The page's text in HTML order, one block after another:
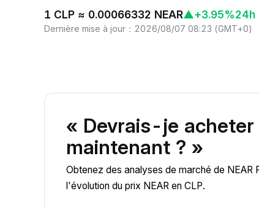
1 CLP ≈ 0.00066332 NEAR▲+3.95%24h
Dernière mise à jour ： 2026/08/07 08:23 (GMT+0)
« Devrais-je acheter
maintenant ? »
Obtenez des analyses de marché de NEAR
l'évolution du prix NEAR en CLP.